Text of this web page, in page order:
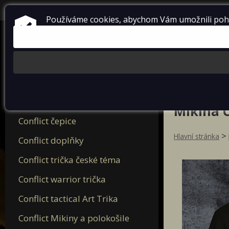
Conflict čepice
Conflict doplňky
Conflict trička české téma
Conflict warrior trička
Conflict tactical Art Trika
Conflict Mikiny a polokošile
Mikina
Hlavní stránka >
Používáme cookies, abychom Vám umožnili